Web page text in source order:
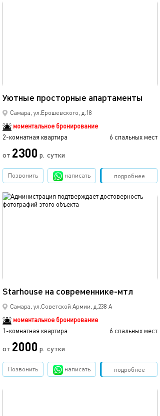
Уютные просторные апартаменты
Самара, ул.Ерошевского, д.18
моментальное бронирование
2-комнатная квартира
6 спальных мест
от 2300 р. сутки
подробнее
Позвонить написать Забронировать
Starhouse на современнике-мтл
Самара, ул.Советской Армии, д.238 А
моментальное бронирование
1-комнатная квартира
6 спальных мест
от 2000 р. сутки
обновлено 02.02.2026
подробнее
Позвонить написать Забронировать